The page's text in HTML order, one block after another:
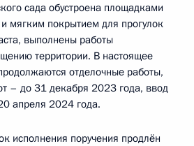
сада обустроена площадками
мягким покрытием для прогулок
выполнены работы
территории. В настоящее
отделочные работы,
– до 31 декабря 2023 года, ввод
апреля 2024 года.
исполнения поручения продлён